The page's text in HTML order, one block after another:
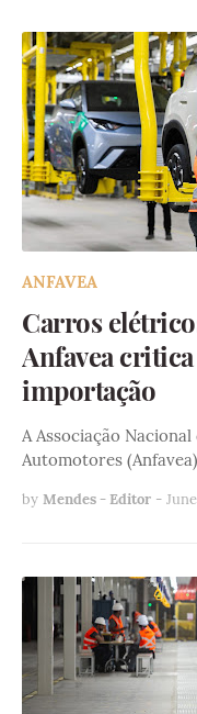
ANFAVEA
Carros
Anfavea
importação
A Associação
Automotores
by Mendes - Editor -